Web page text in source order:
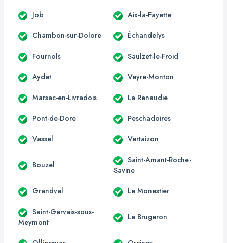
Job Aix-la-Fayette
Chambon-sur-Dolore Échandelys
Fournols Saulzet-le-Froid
Aydat Veyre-Monton
Marsac-en-Livradois La Renaudie
Pont-de-Dore Peschadoires
Vassel Vertaizon
Bouzel
Saint-Amant-Roche-
Savine
Grandval Le Monestier
Saint-Gervais-sous-
Meymont
Le Brugeron